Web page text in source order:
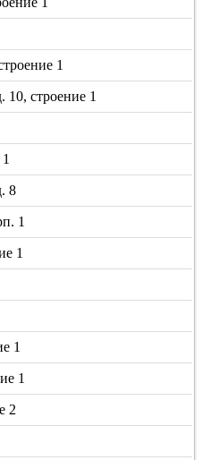
1
строение 1
8
1
1
1
1
2